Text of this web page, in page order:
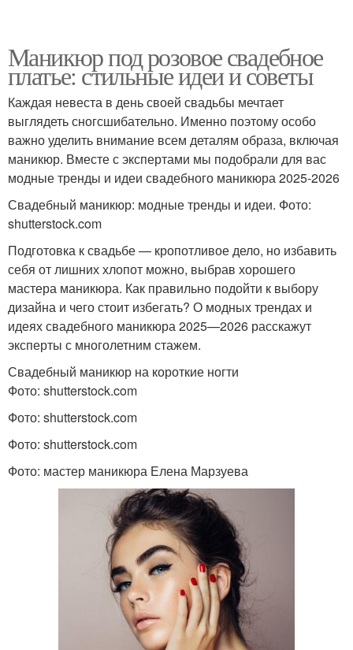
Маникюр под розовое свадебное
платье: стильные идеи и советы
Каждая невеста в день своей свадьбы мечтает
выглядеть сногсшибательно. Именно поэтому особо
важно уделить внимание всем деталям образа, включая
маникюр. Вместе с экспертами мы подобрали для вас
модные тренды и идеи свадебного маникюра 2025-2026
Свадебный маникюр: модные тренды и идеи. Фото:
shutterstock.com
Подготовка к свадьбе — кропотливое дело, но избавить
себя от лишних хлопот можно, выбрав хорошего
мастера маникюра. Как правильно подойти к выбору
дизайна и чего стоит избегать? О модных трендах и
идеях свадебного маникюра 2025—2026 расскажут
эксперты с многолетним стажем.
Свадебный маникюр на короткие ногти
Фото: shutterstock.com
Фото: shutterstock.com
Фото: shutterstock.com
Фото: мастер маникюра Елена Марзуева